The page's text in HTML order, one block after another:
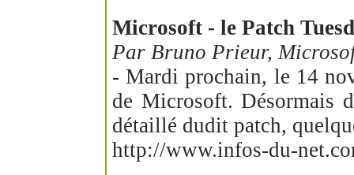
Microsoft - le Patch
Par Bruno Prieur,
- Mardi prochain, le 14
de Microsoft. Désormais
détaillé dudit patch,
http://www.infos-du-